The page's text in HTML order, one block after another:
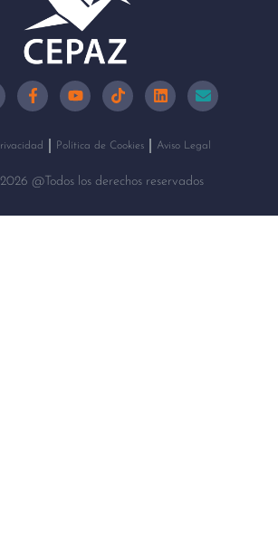
Política de Cookies Aviso Legal
@Todos los derechos reservados